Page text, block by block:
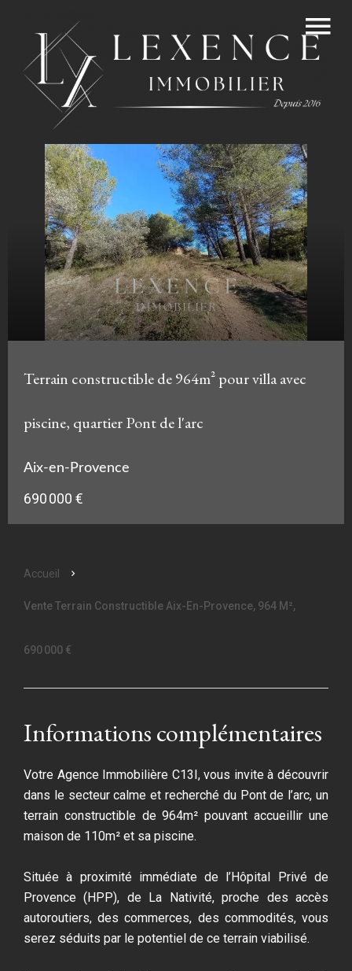
Terrain constructible de 964m² pour villa avec
piscine, quartier Pont de l'arc
Aix-en-Provence
690 000 €
Accueil
Vente Terrain Constructible Aix-En-Provence, 964 M²,
690 000 €
Informations complémentaires
Votre Agence Immobilière C13I, vous invite à découvrir
dans le secteur calme et recherché du Pont de l’arc, un
terrain constructible de 964m² pouvant accueillir une
maison de 110m² et sa piscine.
Située à proximité immédiate de l’Hôpital Privé de
Provence (HPP), de La Nativité, proche des accès
autoroutiers, des commerces, des commodités, vous
serez séduits par le potentiel de ce terrain viabilisé.